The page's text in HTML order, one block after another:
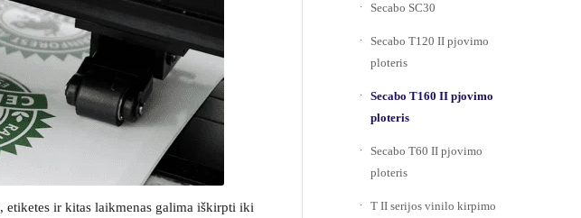
etiketes ir kitas laikmenas galima iškirpti iki
Secabo SC30
Secabo T120 II pjovimo
ploteris
Secabo T160 II pjovimo
ploteris
Secabo T60 II pjovimo
ploteris
T II serijos vinilo kirpimo